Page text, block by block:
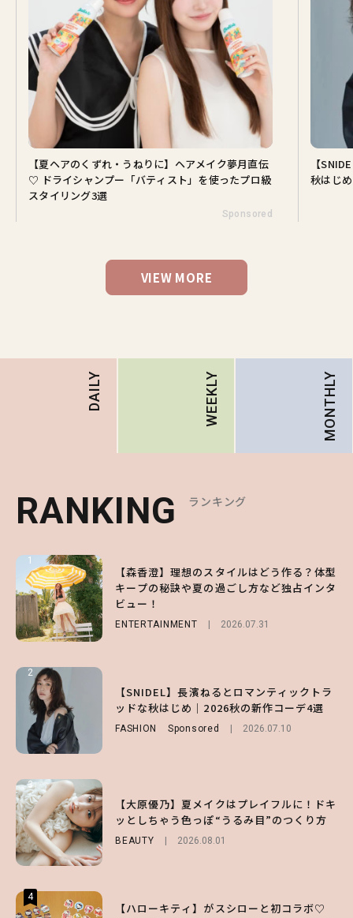
【夏ヘアのくずれ・うねりに】ヘアメイク夢月直伝
♡ ドライシャンプー「バティスト」を使ったプロ級
スタイリング3選
Sponsored
【
秋はじ
VIEW MORE
DAILY WEEKLY MONTHLY
RANKING ランキング
1
【森香澄】理想のスタイルはどう作る？体型
キープの秘訣や夏の過ごし方など独占インタ
ビュー！
ENTERTAINMENT 2026.07.31
2
【SNIDEL】長濱ねるとロマンティックトラ
ッドな秋はじめ｜2026秋の新作コーデ4選
FASHION Sponsored 2026.07.10
3
【大原優乃】夏メイクはプレイフルに！ドキ
ッとしちゃう色っぽ“うるみ目”のつくり方
BEAUTY 2026.08.01
4
【ハローキティ】がスシローと初コラボ♡
RANKING ランキング
1
【ハローキティ】がスシローと初コラボ♡
第1弾の気になるメニュー＆限定グッズを総
チェック！
LIFESTYLE 2026.07.31
2
【大原優乃】夏メイクはプレイフルに！ドキ
ッとしちゃう色っぽ“うるみ目”のつくり方
BEAUTY 2026.08.01
3
【スタバ】約160通りのカスタマイズができ
る⁉ 39店舗限定『My フルーツ³ フラペチー
ノ®』を徹底レポ♡
4
【齋藤飛鳥】人生初のロブに！「意外としっ
RANKING ランキング
1
【SNIDEL】長濱ねるとロマンティックトラ
ッドな秋はじめ｜2026秋の新作コーデ4選
2
【付録】総柄ハローキティが可愛すぎ♡ 紀
ノ国屋コラボの“優秀保冷バッグ”は夏の強
い味方！【オトナミューズ9月号増刊】
3
【谷まりあ】夏は“シアースカート”でさり
げなく肌見せ！透け感のニュアンスを楽しめ
るマストハブアイテム4選
4
【夏ヘアのくずれ・うねりに】ヘアメイク夢